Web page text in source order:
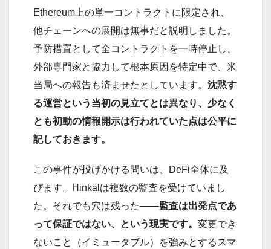
Ethereum上の単一コントラクトに限定され、
他チェーンへの展開は無事だと説明しました。
予防措置として全コントラクトを一時停止し、
外部専門家と協力して根本原因を特定中で、米
当局への報告も済ませたとしています。 沈黙す
る運営という当初の見立てとは異なり、少なく
とも初動の情報開示は行われていた点は公平に
記しておきます。
この事件が投げかける問いは、DeFi全体に及
びます。Hinkalは複数の監査を受けていまし
た。それでも穴は残った——監査は出発点であ
って保証ではない、という現実です。 変更でき
ないこと（イミュータブル）を強みとするスマ